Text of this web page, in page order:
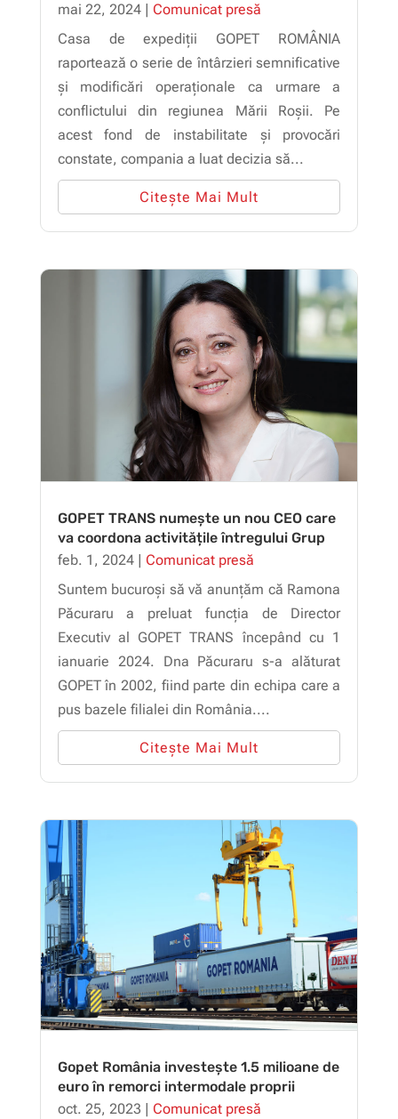
mai 22, 2024| Comunicat presă
Casa de expediții GOPET ROMÂNIA
raportează o serie de întârzieri semnificative
și modificări operaționale ca urmare a
conflictului din regiunea Mării Roșii. Pe
acest fond de instabilitate și provocări
constate, compania a luat decizia să...
Citește Mai Mult
GOPET TRANS numește un nou CEO care
va coordona activitățile întregului Grup
feb. 1, 2024| Comunicat presă
Suntem bucuroși să vă anunțăm că Ramona
Păcuraru a preluat funcția de Director
Executiv al GOPET TRANS începând cu 1
ianuarie 2024. Dna Păcuraru s-a alăturat
GOPET în 2002, fiind parte din echipa care a
pus bazele filialei din România....
Citește Mai Mult
Gopet România investește 1.5 milioane de
euro în remorci intermodale proprii
oct. 25, 2023
Comunicat presă